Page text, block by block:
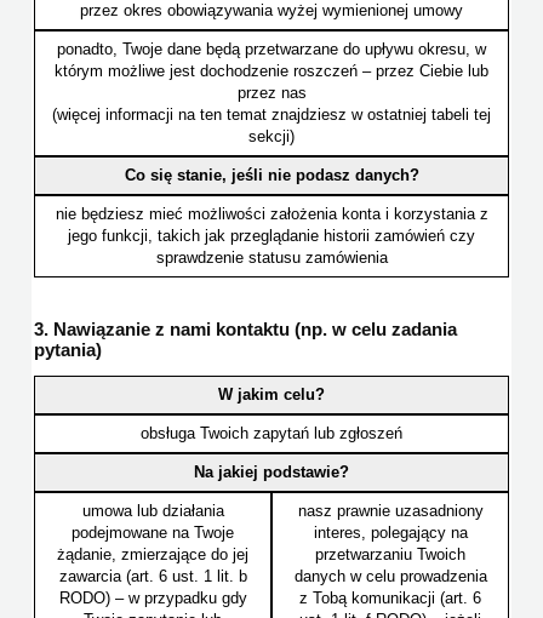
przez okres obowiązywania wyżej wymienionej umowy
ponadto, Twoje dane będą przetwarzane do upływu okresu, w
którym możliwe jest dochodzenie roszczeń – przez Ciebie lub
przez nas
(więcej informacji na ten temat znajdziesz w ostatniej tabeli tej
sekcji)
Co się stanie, jeśli nie podasz danych?
nie będziesz mieć możliwości założenia konta i korzystania z
jego funkcji, takich jak przeglądanie historii zamówień czy
sprawdzenie statusu zamówienia
3. Nawiązanie z nami kontaktu (np. w celu zadania
pytania)
W jakim celu?
obsługa Twoich zapytań lub zgłoszeń
Na jakiej podstawie?
umowa lub działania
podejmowane na Twoje
żądanie, zmierzające do jej
zawarcia (art. 6 ust. 1 lit. b
RODO) – w przypadku gdy
nasz prawnie uzasadniony
interes, polegający na
przetwarzaniu Twoich
danych w celu prowadzenia
z Tobą komunikacji (art. 6